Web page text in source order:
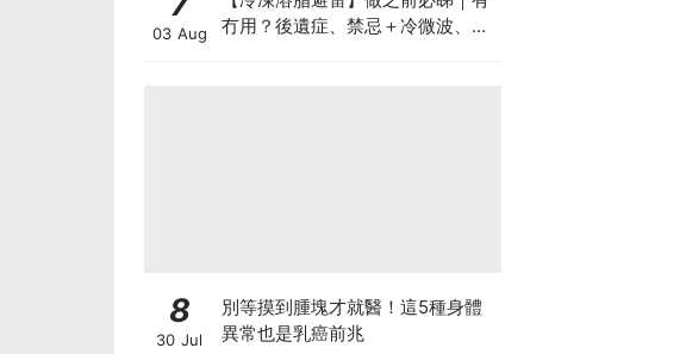
03 Aug
冇用？後遺症、禁忌＋冷微波、雙
8
30 Jul
別等摸到腫塊才就醫！這5種身體
異常也是乳癌前兆